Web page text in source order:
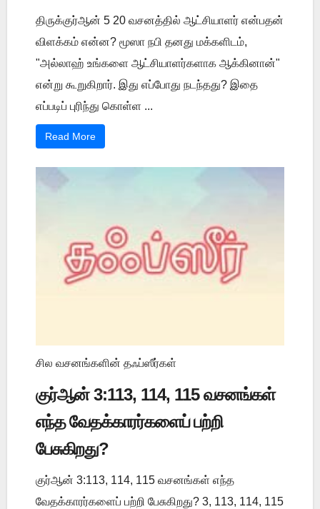
திருக்குர்ஆன் 5 20 வசனத்தில் ஆட்சியாளர் என்பதன்
விளக்கம் என்ன? மூஸா நபி தனது மக்களிடம்,
"அல்லாஹ் உங்களை ஆட்சியாளர்களாக ஆக்கினான்"
என்று கூறுகிறார். இது எப்போது நடந்தது? இதை
எப்படிப் புரிந்து கொள்ள ...
Read More
சில வசனங்களின் தஃப்ஸீர்கள்
குர்ஆன் 3:113, 114, 115 வசனங்கள்
எந்த வேதக்காரர்களைப் பற்றி
பேசுகிறது?
குர்ஆன் 3:113, 114, 115 வசனங்கள் எந்த
வேதக்காரர்களைப் பற்றி பேசுகிறது? 3, 113, 114, 115